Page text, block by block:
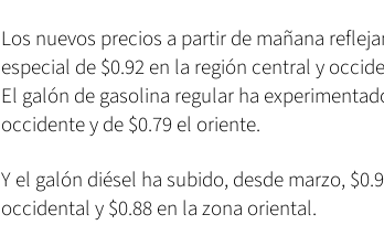
Los nuevos precios a partir de mañana
especial de $0.92 en la región central y
El galón de gasolina regular ha
occidente y de $0.79 el oriente.
Y el galón diésel ha subido, desde marzo,
occidental y $0.88 en la zona oriental.